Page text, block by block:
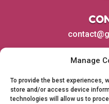
Manage
To provide the best experiences,
store and/or access device
technologies will allow us to